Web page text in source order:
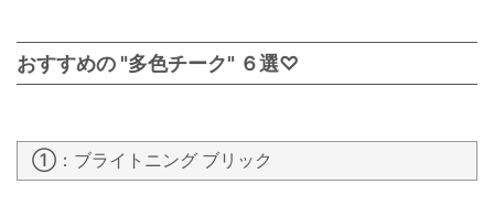
おすすめの "多色チーク" ６選♡
①：ブライトニング ブリック